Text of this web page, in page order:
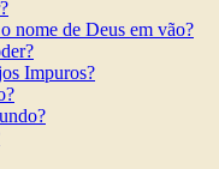
nome de Deus em vão?
Impuros?